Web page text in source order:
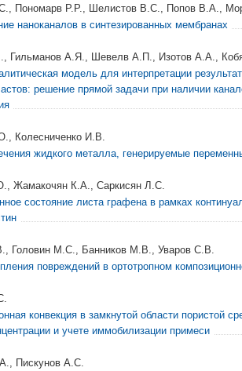
Пономарв Р.Р., Шелистов В.С., Попов В.А.,
наноканалов в синтезированных мембранах
Гильманов А.Я., Шевелв А.П., Изотов А.А.,
модель для интерпретации
решение прямой задачи при наличии
Колесниченко И.В.
жидкого металла, генерируемые
Жамакочян К.А., Саркисян Л.С.
состояние листа графена в рамках
Головин М.С., Банников М.В., Уваров С.В.
повреждений в ортотропном
конвекция в замкнутой области пористой
и учете иммобилизации примеси
Пискунов А.С.